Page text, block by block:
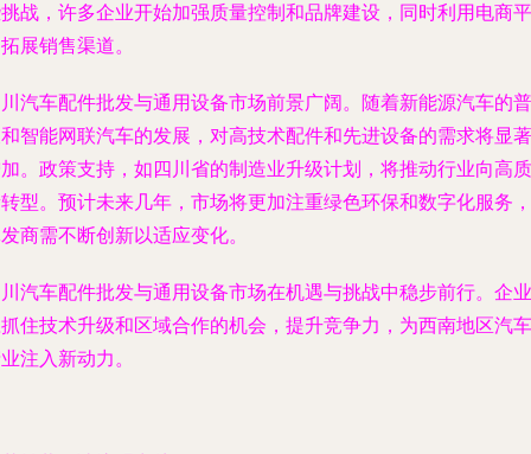
战，许多企业开始加强质量控制和品牌建设，同时利用电商平
展销售渠道。
汽车配件批发与通用设备市场前景广阔。随着新能源汽车的普
智能网联汽车的发展，对高技术配件和先进设备的需求将显著
。政策支持，如四川省的制造业升级计划，将推动行业向高质
型。预计未来几年，市场将更加注重绿色环保和数字化服务，
商需不断创新以适应变化。
汽车配件批发与通用设备市场在机遇与挑战中稳步前行。企业
住技术升级和区域合作的机会，提升竞争力，为西南地区汽车
注入新动力。